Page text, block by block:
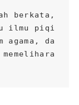
berkata,
ilmu piqi
agama, da